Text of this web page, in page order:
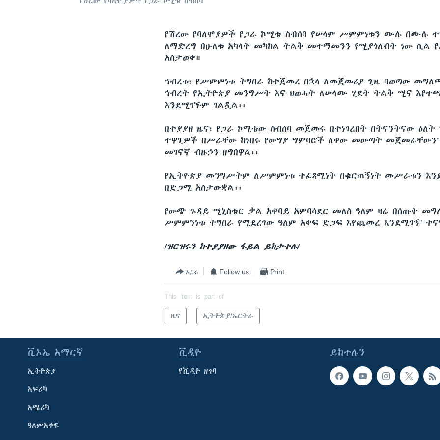
የሽረው የባለሞያዎች የጋራ ኮሚቴ ስብሰባ የሠላም ሥምምነቱን ሙሉ በሙሉ
ለማድረግ በሁለቱ አካላት መካከል ትልቅ መተማመንን የሚያጎለብት ነው ሲል
አስታወቀ።
ኅብረቱ፣ የሥምምነቱ ትግበራ ከተጀመረ በኋላ ለመጀመሪያ ጊዜ ባወጣው
ኅብረት የኢትዮጵያ መንግሥት እና ህወሓት ለሠላሙ ሂደት ትልቅ ሚና
እንደሚገኙም ገልጿል፡፡
በተያያዘ ዜና፣ የጋራ ኮሚቴው ስብሰባ መጀመሩ በተነገረበት በትናንትናው ዕለት
ተዋጊዎች በሥራቸው ከነበሩ የውግያ ግምባሮች ለቀው መውጣት መጀመራቸውን”
መገናኛ ብዙኃን ዘግበዋል፡፡
የኢትዮጵያ መንግሥትም ለሥምምነቱ ተፈጻሚነት በቁርጠኝነት መሥራቱን
በድጋሚ አስታውቋል፡፡
የውጭ ጉዳይ ሚኒስቴር ቃል አቀባይ አምባሳደር መለስ ዓለም ዛሬ በሰጡት
ሥምምንነቱ ትግበራ የሚደረገው ዓለም አቀፍ ድጋፍ እየጨመረ እንደሚገኝ”
/ዝርዝሩን ከተያያዘው ፋይል ይከታተሉ/
አጋሩ Follow us Print
This item is part of
ዜና ኢትዮጵያ/ኤርትራ
ይከተሉን
ቪኦኤ አማርኛ
ኢትዮጵያ
አፍሪካ
አሜሪካ
ዓለምአቀፍ
ቪዲዮ
የቪዲዮ ዘገባ